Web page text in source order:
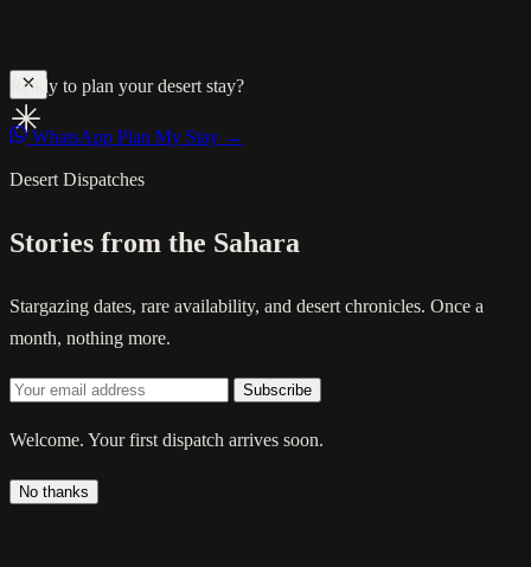
Ready to plan your desert stay?
WhatsApp Plan My Stay →
Desert Dispatches
Stories from the Sahara
Stargazing dates, rare availability, and desert chronicles. Once a
month, nothing more.
Subscribe
Welcome. Your first dispatch arrives soon.
No thanks